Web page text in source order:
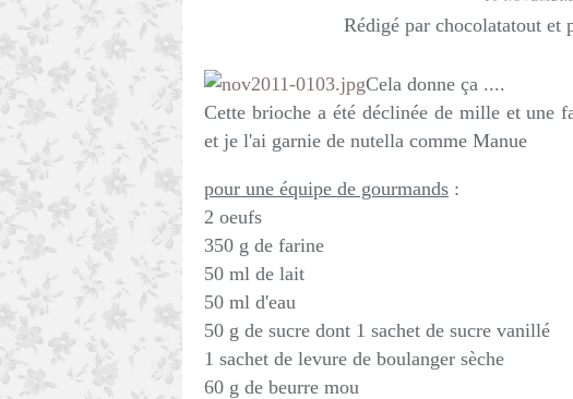
Rédigé par chocolatatout et
Cela donne ça ....
Cette brioche a été déclinée de mille et une
et je l'ai garnie de nutella comme Manue
pour une équipe de gourmands :
2 oeufs
350 g de farine
50 ml de lait
50 ml d'eau
50 g de sucre dont 1 sachet de sucre vanillé
1 sachet de levure de boulanger sèche
60 g de beurre mou